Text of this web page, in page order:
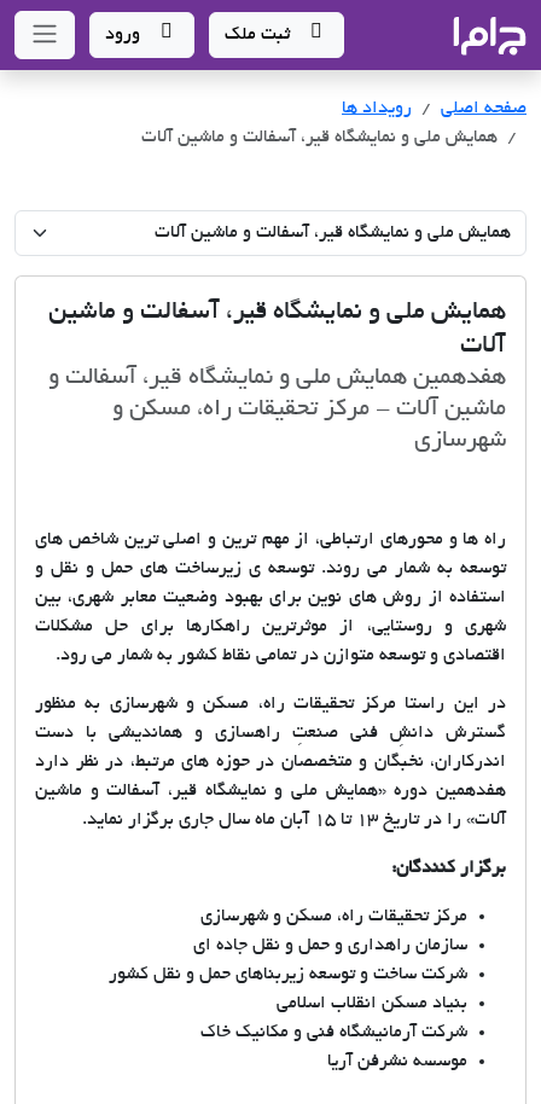
- سامانه جامع املاک و مشاورین املاک
ثبت ملک ورود
صفحه اصلی
رویداد ها
همایش ملی و نمایشگاه قیر، آسفالت و ماشین آلات
همایش ملی و نمایشگاه قیر، آسفالت و ماشین
آلات
هفدهمین همایش ملی و نمایشگاه قیر، آسفالت و
ماشین آلات - مرکز تحقیقات راه، مسکن و
شهرسازی
راه ها و محورهای ارتباطی، از مهم ترین و اصلی ترین شاخص های
توسعه به شمار می روند. توسعه ی زیرساخت های حمل و نقل و
استفاده از روش های نوین برای بهبود وضعیت معابر شهری، بین
شهری و روستایی، از موثرترین راهکارها برای حل مشکلات
اقتصادی و توسعه متوازن در تمامی نقاط کشور به شمار می رود.
در این راستا مرکز تحقیقات راه، مسکن و شهرسازی به منظور
گسترش دانشِ فنی صنعتِ راهسازی و هماندیشی با دست
اندرکاران، نخبگان و متخصصان در حوزه های مرتبط، در نظر دارد
هفدهمین دوره «همایش ملی و نمایشگاه قیر، آسفالت و ماشین
آلات» را در تاریخ 13 تا 15 آبان ماه سال جاری برگزار نماید.
برگزار کنندگان:
مرکز تحقیقات راه، مسکن و شهرسازی
سازمان راهداری و حمل و نقل جاده ای
شرکت ساخت و توسعه زیربناهای حمل و نقل کشور
بنیاد مسکن انقلاب اسلامی
شرکت آرمانیشگاه فنی و مکانیک خاک
موسسه نشرفن آریا